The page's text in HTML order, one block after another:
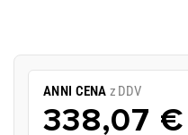
ANNI CENA z DDV
338,07 €